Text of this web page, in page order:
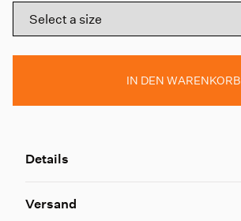
IN DEN WARENKORB
Details
Versand